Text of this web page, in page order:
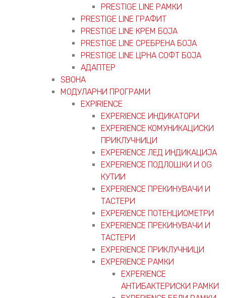
PRESTIGE LINE РАМКИ
PRESTIGE LINE ГРАФИТ
PRESTIGE LINE КРЕМ БОЈА
PRESTIGE LINE СРЕБРЕНА БОЈА
PRESTIGE LINE ЦРНА СОФТ БОЈА
АДАПТЕР
ЅВОНА
МОДУЛАРНИ ПРОГРАМИ
EXPIRIENCE
EXPERIENCE ИНДИКАТОРИ
EXPERIENCE КОМУНИКАЦИСКИ
ПРИКЛУЧНИЦИ
EXPERIENCE ЛЕД ИНДИКАЦИЈА
EXPERIENCE ПОДЛОШКИ И OG
КУТИИ
EXPERIENCE ПРЕКИНУВАЧИ И
ТАСТЕРИ
EXPERIENCE ПОТЕНЦИОМЕТРИ
EXPERIENCE ПРЕКИНУВАЧИ И
ТАСТЕРИ
EXPERIENCE ПРИКЛУЧНИЦИ
EXPERIENCE РАМКИ
EXPERIENCE
АНТИБАКТЕРИСКИ РАМКИ